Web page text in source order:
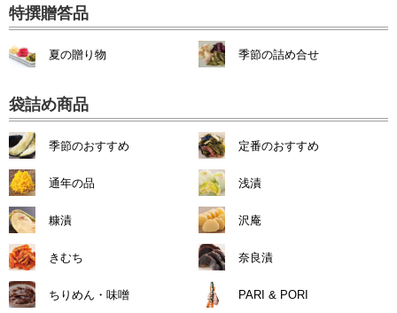
特撰贈答品
夏の贈り物 季節の詰め合せ
袋詰め商品
季節のおすすめ 定番のおすすめ
通年の品 浅漬
糠漬 沢庵
きむち 奈良漬
ちりめん・味噌 PARI & PORI